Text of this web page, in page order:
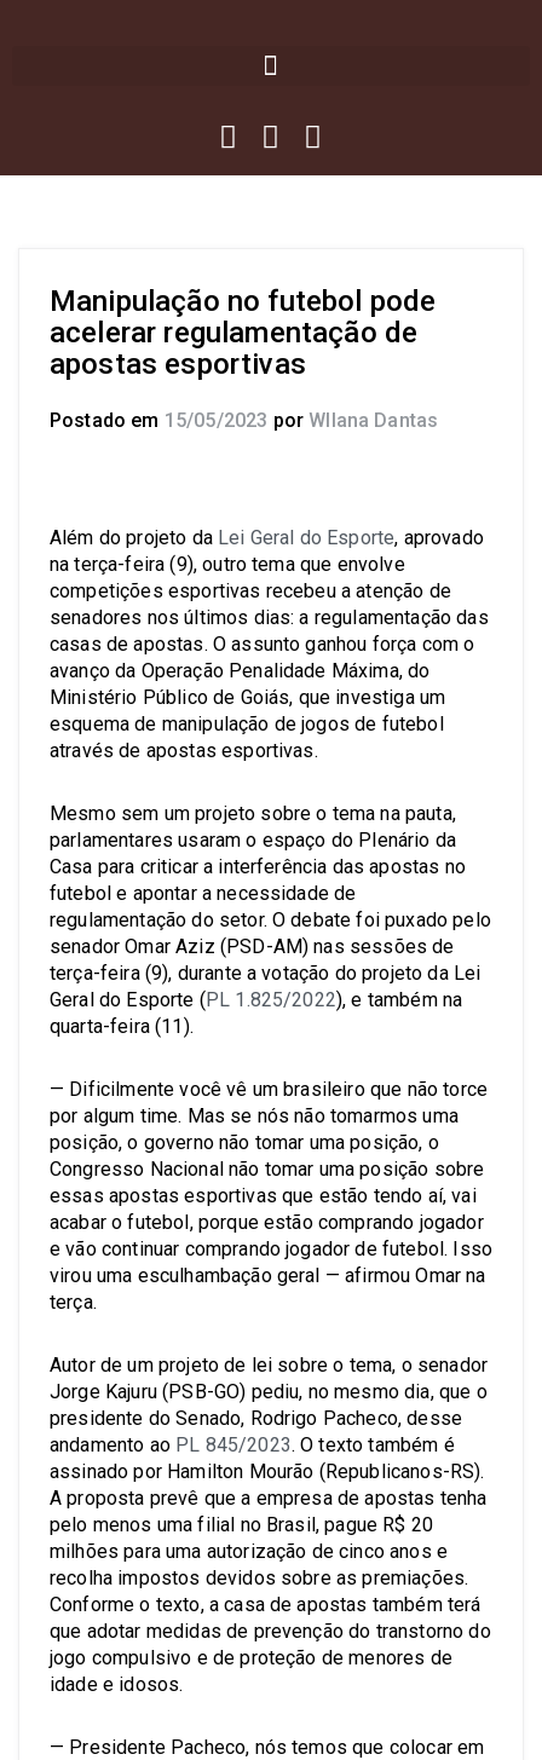
Manipulação no futebol pode
acelerar regulamentação de
apostas esportivas
Postado em 15/05/2023 por Wllana Dantas
Além do projeto da Lei Geral do Esporte, aprovado
na terça-feira (9), outro tema que envolve
competições esportivas recebeu a atenção de
senadores nos últimos dias: a regulamentação das
casas de apostas. O assunto ganhou força com o
avanço da Operação Penalidade Máxima, do
Ministério Público de Goiás, que investiga um
esquema de manipulação de jogos de futebol
através de apostas esportivas.
Mesmo sem um projeto sobre o tema na pauta,
parlamentares usaram o espaço do Plenário da
Casa para criticar a interferência das apostas no
futebol e apontar a necessidade de
regulamentação do setor. O debate foi puxado pelo
senador Omar Aziz (PSD-AM) nas sessões de
terça-feira (9), durante a votação do projeto da Lei
Geral do Esporte (PL 1.825/2022), e também na
quarta-feira (11).
— Dificilmente você vê um brasileiro que não torce
por algum time. Mas se nós não tomarmos uma
posição, o governo não tomar uma posição, o
Congresso Nacional não tomar uma posição sobre
essas apostas esportivas que estão tendo aí, vai
acabar o futebol, porque estão comprando jogador
e vão continuar comprando jogador de futebol. Isso
virou uma esculhambação geral — afirmou Omar na
terça.
Autor de um projeto de lei sobre o tema, o senador
Jorge Kajuru (PSB-GO) pediu, no mesmo dia, que o
presidente do Senado, Rodrigo Pacheco, desse
andamento ao PL 845/2023. O texto também é
assinado por Hamilton Mourão (Republicanos-RS).
A proposta prevê que a empresa de apostas tenha
pelo menos uma filial no Brasil, pague R$ 20
milhões para uma autorização de cinco anos e
recolha impostos devidos sobre as premiações.
Conforme o texto, a casa de apostas também terá
que adotar medidas de prevenção do transtorno do
jogo compulsivo e de proteção de menores de
idade e idosos.
— Presidente Pacheco, nós temos que colocar em